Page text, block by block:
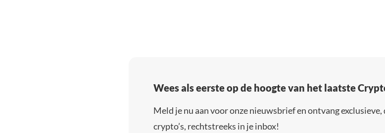
Wees als eerste op de hoogte van het laatste
Meld je nu aan voor onze nieuwsbrief en ontvang
crypto’s, rechtstreeks in je inbox!